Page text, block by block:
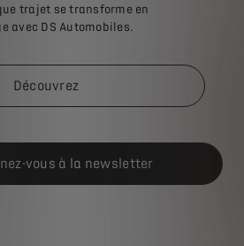
trajet se transforme en
avec DS Automobiles.
Découvrez
vous à la newsletter